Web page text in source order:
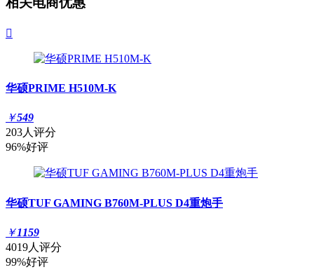

华硕PRIME H510M-K
￥549
203人评分
96%好评
华硕TUF GAMING B760M-PLUS D4重炮手
￥1159
4019人评分
99%好评